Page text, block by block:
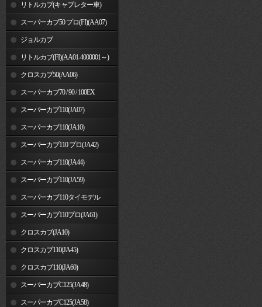
リトルカブ(キャブレター車)
スーパーカブ50 プロ(FI)(AA07)
ジョルカブ
リトルカブ(FI)(AA01-4000001～)
クロスカブ50(AA06)
スーパーカブ70 / 90 / 100EX
スーパーカブ110(JA07)
スーパーカブ110(JA10)
スーパーカブ110 プロ(JA42)
スーパーカブ110(JA44)
スーパーカブ110(JA59)
スーパーカブ110タイモデル
(MLHJA56)
スーパーカブ110プロ(JA61)
クロスカブ(JA10)
クロスカブ110(JA45)
クロスカブ110(JA60)
スーパーカブC125(JA48)
スーパーカブC125(JA58)